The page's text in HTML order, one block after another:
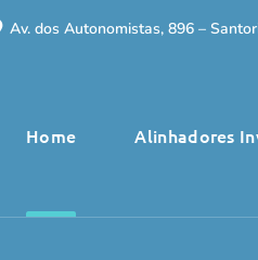
Av. dos Autonomistas, 896 –
Home Alinhadores